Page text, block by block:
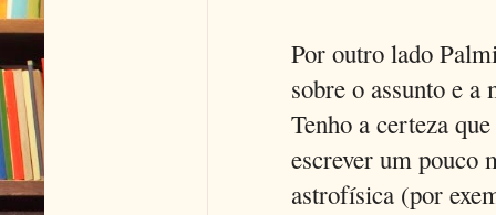
Por outro lado
sobre o assunto e
Tenho a certeza
escrever um pouco
astrofísica (por